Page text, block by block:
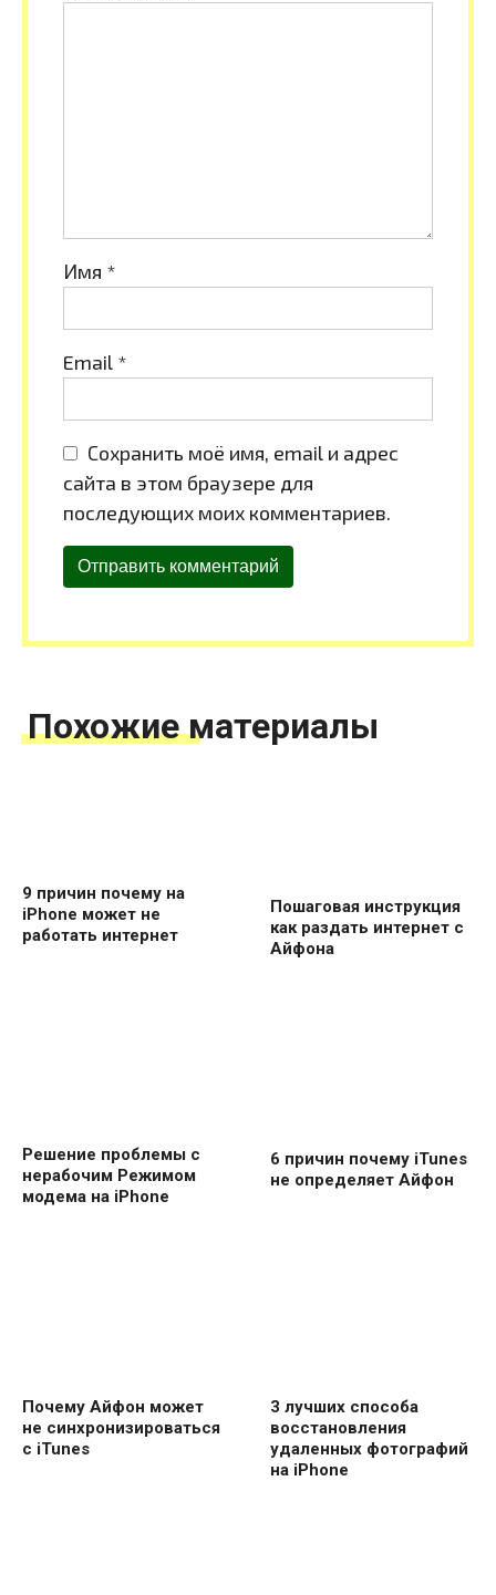
Имя *
Email *
Сохранить моё имя, email и адрес
сайта в этом браузере для
последующих моих комментариев.
Похожие материалы
9 причин почему на
iPhone может не
работать интернет
Пошаговая инструкция
как раздать интернет с
Айфона
Решение проблемы с
нерабочим Режимом
модема на iPhone
6 причин почему iTunes
не определяет Айфон
Почему Айфон может
не синхронизироваться
с iTunes
3 лучших способа
восстановления
удаленных фотографий
на iPhone